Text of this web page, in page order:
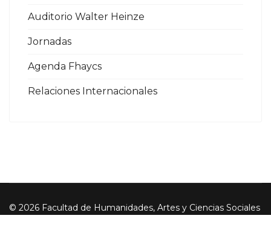
Auditorio Walter Heinze
Jornadas
Agenda Fhaycs
Relaciones Internacionales
© 2026 Facultad de Humanidades, Artes y Ciencias Sociales